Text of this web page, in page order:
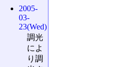
2005-
03-
23(Wed)
調光
によ
り調